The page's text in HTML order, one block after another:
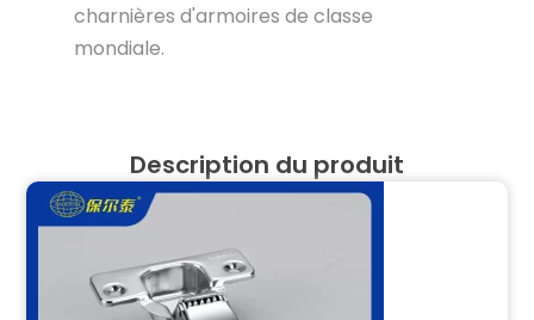
charnières d'armoires de classe
mondiale.
Description du produit